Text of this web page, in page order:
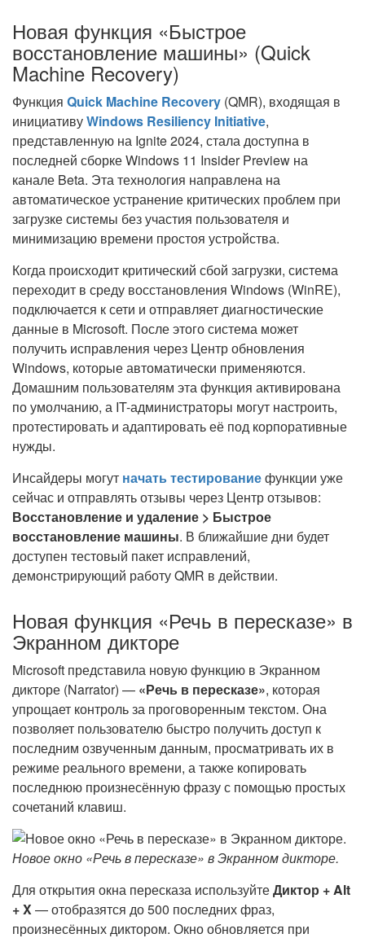
Новая функция «Быстрое
восстановление машины» (Quick
Machine Recovery)
Функция Quick Machine Recovery (QMR), входящая в
инициативуWindows Resiliency Initiative,
представленную на Ignite 2024, стала доступна в
последней сборке Windows 11 Insider Preview на
канале Beta. Эта технология направлена на
автоматическое устранение критических проблем при
загрузке системы без участия пользователя и
минимизацию времени простоя устройства.
Когда происходит критический сбой загрузки, система
переходит в среду восстановления Windows (WinRE),
подключается к сети и отправляет диагностические
данные в Microsoft. После этого система может
получить исправления через Центр обновления
Windows, которые автоматически применяются.
Домашним пользователям эта функция активирована
по умолчанию, а IT-администраторы могут настроить,
протестировать и адаптировать её под корпоративные
нужды.
Инсайдеры могут начать тестированиефункции уже
сейчас и отправлять отзывы через Центр отзывов:
Восстановление и удаление > Быстрое
восстановление машины. В ближайшие дни будет
доступен тестовый пакет исправлений,
демонстрирующий работу QMR в действии.
Новая функция «Речь в пересказе» в
Экранном дикторе
Microsoft представила новую функцию в Экранном
дикторе (Narrator) — «Речь в пересказе», которая
упрощает контроль за проговоренным текстом. Она
позволяет пользователю быстро получить доступ к
последним озвученным данным, просматривать их в
режиме реального времени, а также копировать
последнюю произнесённую фразу с помощью простых
сочетаний клавиш.
Новое окно «Речь в пересказе» в Экранном дикторе.
Для открытия окна пересказа используйтеДиктор + Alt
+ X— отобразятся до 500 последних фраз,
произнесённых диктором. Окно обновляется при